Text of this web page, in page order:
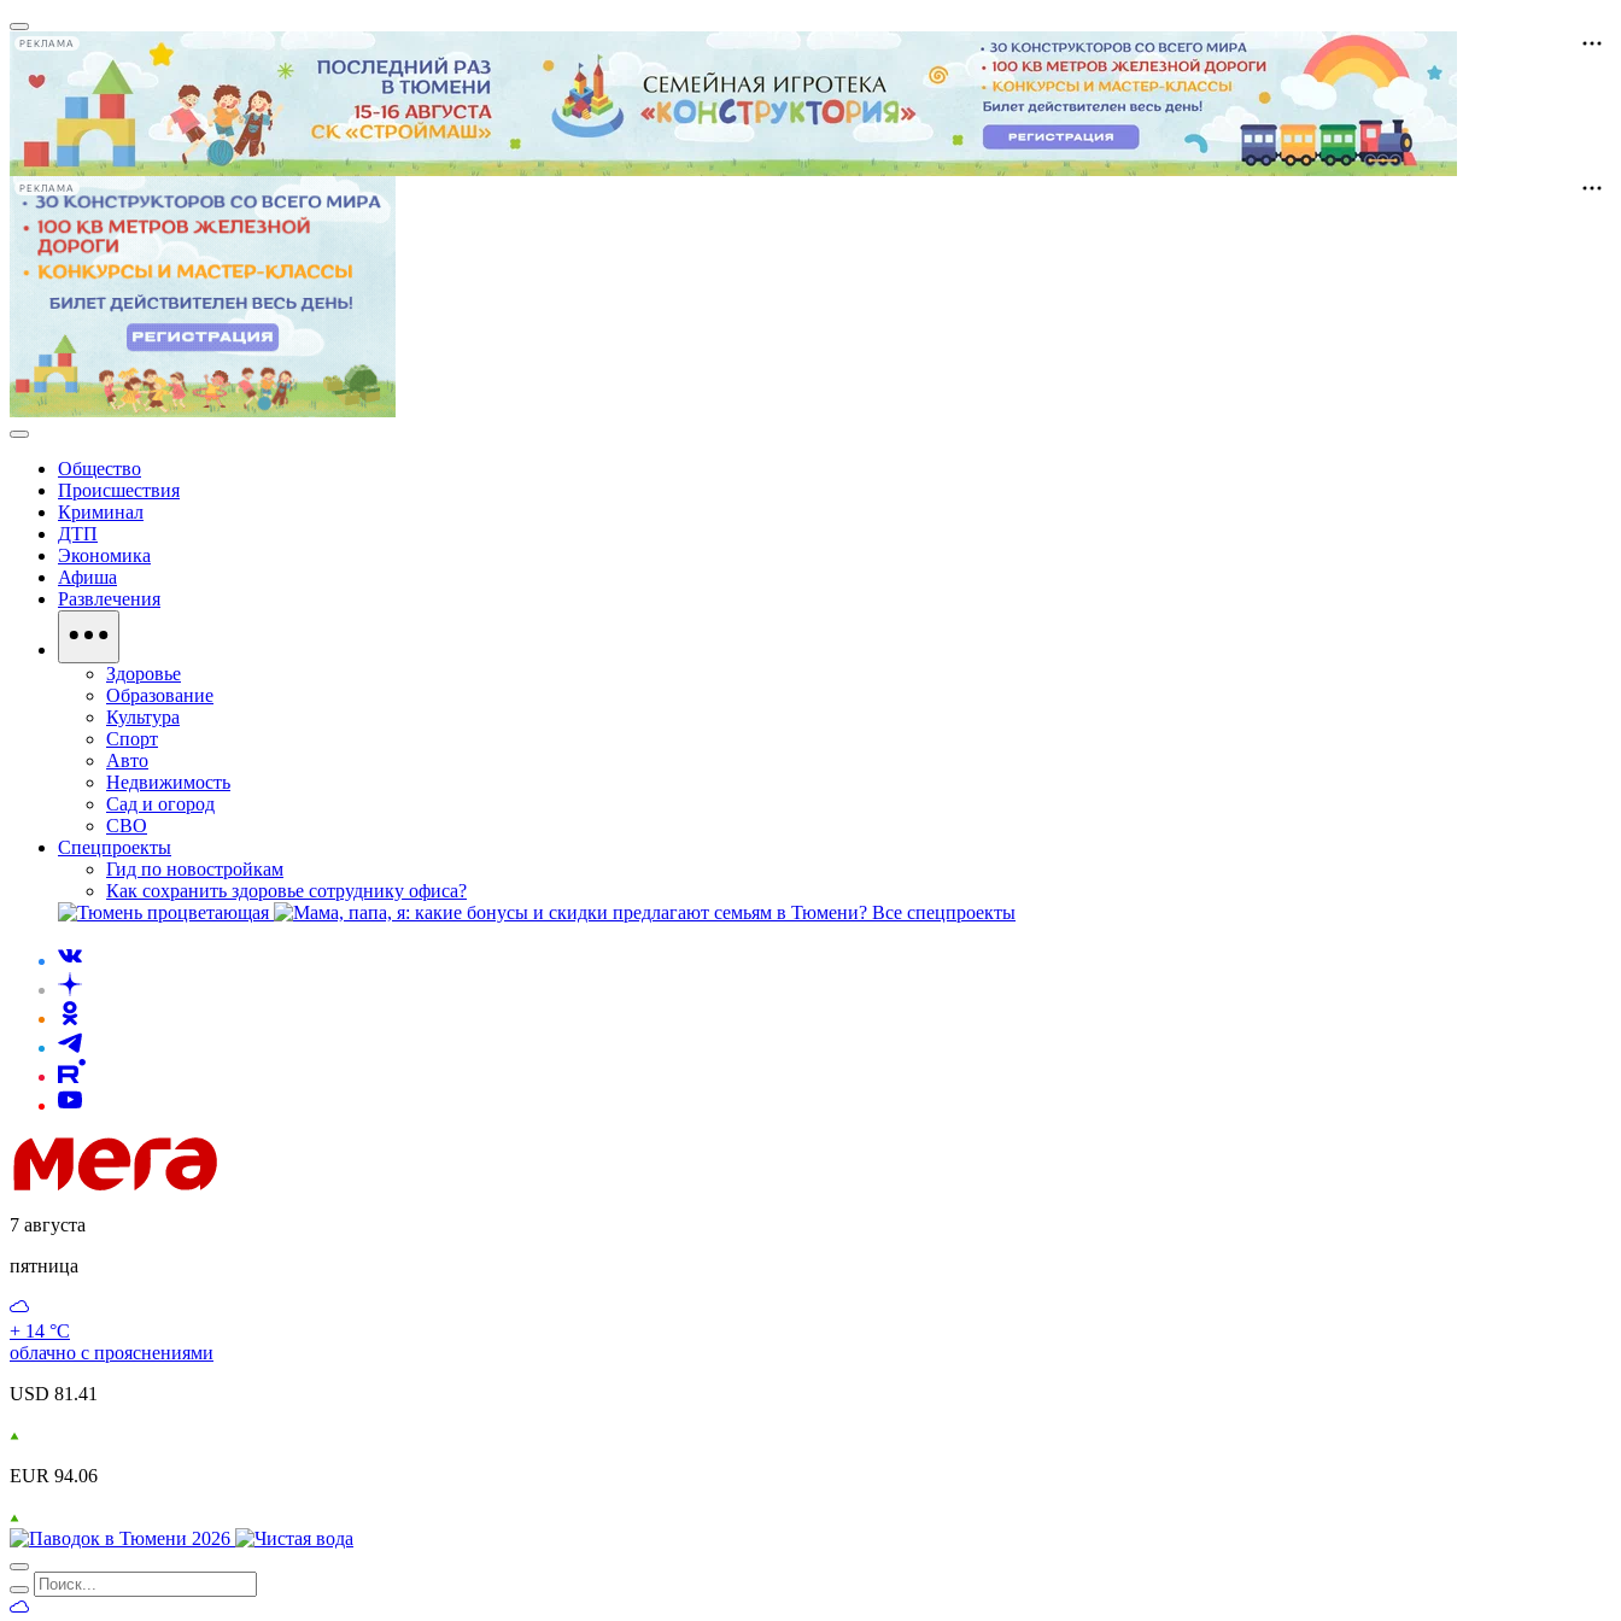
РЕКЛАМА
РЕКЛАМА
Общество
Происшествия
Криминал
ДТП
Экономика
Афиша
Развлечения
Здоровье
Образование
Культура
Спорт
Авто
Недвижимость
Сад и огород
СВО
Спецпроекты
Гид по новостройкам
Как сохранить здоровье сотруднику офиса?
Все спецпроекты
7 августа
пятница
+ 14 °С
облачно с прояснениями
USD 81.41
EUR 94.06